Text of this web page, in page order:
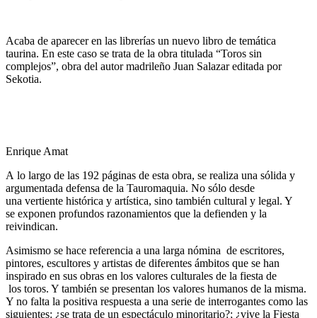
Acaba de aparecer en las librerías un nuevo libro de temática
taurina. En este caso se trata de la obra titulada “Toros sin
complejos”, obra del autor madrileño Juan Salazar editada por
Sekotia.
Enrique Amat
A lo largo de las 192 páginas de esta obra, se realiza una sólida y
argumentada defensa de la Tauromaquia. No sólo desde
una vertiente histórica y artística, sino también cultural y legal. Y
se exponen profundos razonamientos que la defienden y la
reivindican.
Asimismo se hace referencia a una larga nómina de escritores,
pintores, escultores y artistas de diferentes ámbitos que se han
inspirado en sus obras en los valores culturales de la fiesta de
los toros. Y también se presentan los valores humanos de la misma.
Y no falta la positiva respuesta a una serie de interrogantes como las
siguientes: ¿se trata de un espectáculo minoritario?; ¿vive la Fiesta